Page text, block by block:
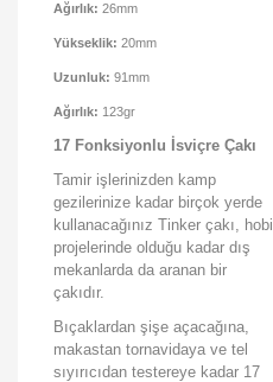
Ağırlık: 26mm
Yükseklik: 20mm
Uzunluk: 91mm
Ağırlık: 123gr
17 Fonksiyonlu İsviçre Çakı
Tamir işlerinizden kamp
gezilerinize kadar birçok yerde
kullanacağınız Tinker çakı, hobi
projelerinde olduğu kadar dış
mekanlarda da aranan bir
çakıdır.
Bıçaklardan şişe açacağına,
makastan tornavidaya ve tel
sıyırıcıdan testereye kadar 17